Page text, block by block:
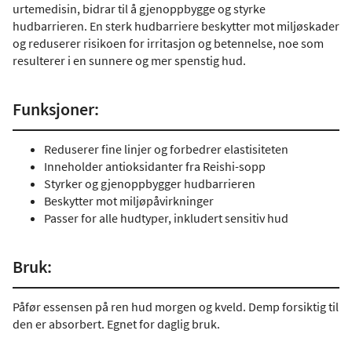
urtemedisin, bidrar til å gjenoppbygge og styrke
hudbarrieren. En sterk hudbarriere beskytter mot miljøskader
og reduserer risikoen for irritasjon og betennelse, noe som
resulterer i en sunnere og mer spenstig hud.
Funksjoner:
Reduserer fine linjer og forbedrer elastisiteten
Inneholder antioksidanter fra Reishi-sopp
Styrker og gjenoppbygger hudbarrieren
Beskytter mot miljøpåvirkninger
Passer for alle hudtyper, inkludert sensitiv hud
Bruk:
Påfør essensen på ren hud morgen og kveld. Demp forsiktig til
den er absorbert. Egnet for daglig bruk.